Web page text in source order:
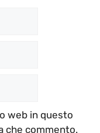
web in questo
che commento.